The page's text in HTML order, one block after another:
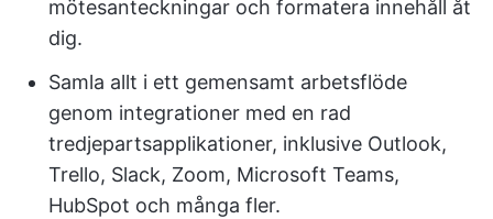
mötesanteckningar och formatera innehåll åt
dig.
Samla allt i ett gemensamt arbetsflöde
genom integrationer med en rad
tredjepartsapplikationer, inklusive Outlook,
Trello, Slack, Zoom, Microsoft Teams,
HubSpot och många fler.